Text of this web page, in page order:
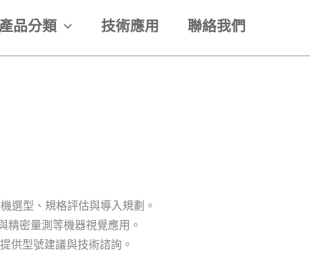
產品分類 技術應用 聯絡我們
選型、規格評估與導入規劃。
精密量測等機器視覺應用。
供型號建議與技術諮詢。